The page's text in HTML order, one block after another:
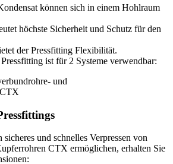
können sich in einem Hohlraum
höchste Sicherheit und Schutz für den
der Pressfitting Flexibilität.
ist für 2 Systeme verwendbar:
und
und schnelles Verpressen von
CTX ermöglichen, erhalten Sie